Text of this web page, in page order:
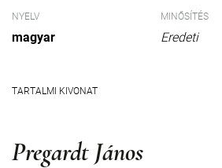
NYELV
magyar
MINŐSÍTÉS
Eredeti
TARTALMI KIVONAT
Pregardt János